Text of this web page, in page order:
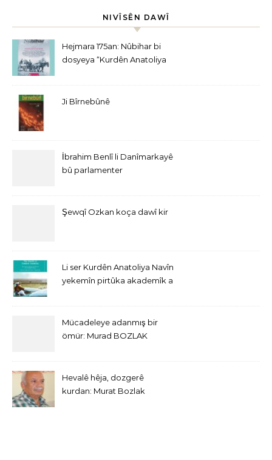
NIVÎSÊN DAWÎ
Hejmara 175an: Nûbihar bi
dosyeya “Kurdên Anatoliya
Ji Bîrnebûnê
İbrahim Benlî li Danîmarkayê
bû parlamenter
Şewqî Ozkan koça dawî kir
Li ser Kurdên Anatoliya Navîn
yekemîn pirtûka akademîk a
Mücadeleye adanmış bir
ömür: Murad BOZLAK
Hevalê hêja, dozgerê
kurdan: Murat Bozlak